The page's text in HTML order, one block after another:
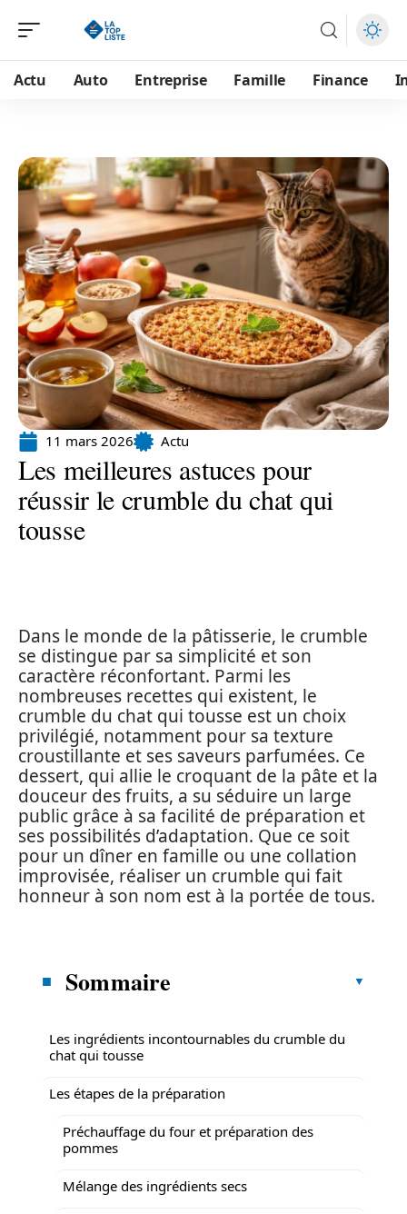
Actu Auto Entreprise Famille Finance
11 mars 2026 Actu
Les meilleures astuces pour
réussir le crumble du chat qui
tousse
Dans le monde de la pâtisserie, le crumble
se distingue par sa simplicité et son
caractère réconfortant. Parmi les
nombreuses recettes qui existent, le
crumble du chat qui tousse est un choix
privilégié, notamment pour sa texture
croustillante et ses saveurs parfumées. Ce
dessert, qui allie le croquant de la pâte et la
douceur des fruits, a su séduire un large
public grâce à sa facilité de préparation et
ses possibilités d’adaptation. Que ce soit
pour un dîner en famille ou une collation
improvisée, réaliser un crumble qui fait
honneur à son nom est à la portée de tous.
Sommaire
Les ingrédients incontournables du crumble du
chat qui tousse
Les étapes de la préparation
Préchauffage du four et préparation des
pommes
Mélange des ingrédients secs